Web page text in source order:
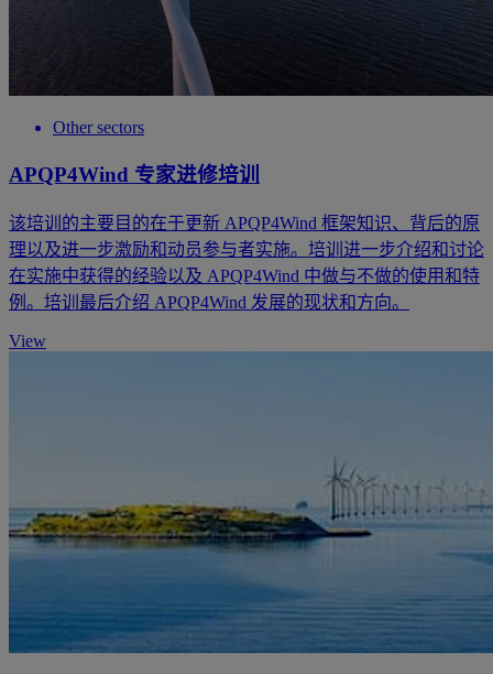
Other sectors
APQP4Wind 专家进修培训
该培训的主要目的在于更新 APQP4Wind 框架知识、背后的原
理以及进一步激励和动员参与者实施。培训进一步介绍和讨论
在实施中获得的经验以及 APQP4Wind 中做与不做的使用和特
例。培训最后介绍 APQP4Wind 发展的现状和方向。
View